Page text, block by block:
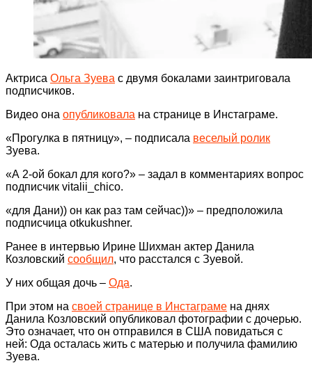
Актриса Ольга Зуева с двумя бокалами заинтриговала
подписчиков.
Видео она опубликовала на странице в Инстаграме.
«Прогулка в пятницу», – подписала веселый ролик
Зуева.
«А 2-ой бокал для кого?» – задал в комментариях вопрос
подписчик vitalii_chico.
«для Дани)) он как раз там сейчас))» – предположила
подписчица otkukushner.
Ранее в интервью Ирине Шихман актер Данила
Козловский сообщил, что расстался с Зуевой.
У них общая дочь – Ода.
При этом на своей странице в Инстаграме на днях
Данила Козловский опубликовал фотографии с дочерью.
Это означает, что он отправился в США повидаться с
ней: Ода осталась жить с матерью и получила фамилию
Зуева.